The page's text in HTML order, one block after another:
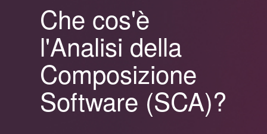
Che cos'è
l'Analisi della
Composizione
Software (SCA)?